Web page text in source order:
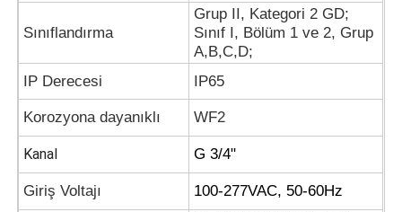
Sınıflandırma
Grup II, Kategori 2 GD;
Sınıf I, Bölüm 1 ve 2, Grup
A,B,C,D;
IP Derecesi
IP65
Korozyona dayanıklı WF2
Kanal G 3/4"
Giriş Voltajı 100-277VAC, 50-60Hz